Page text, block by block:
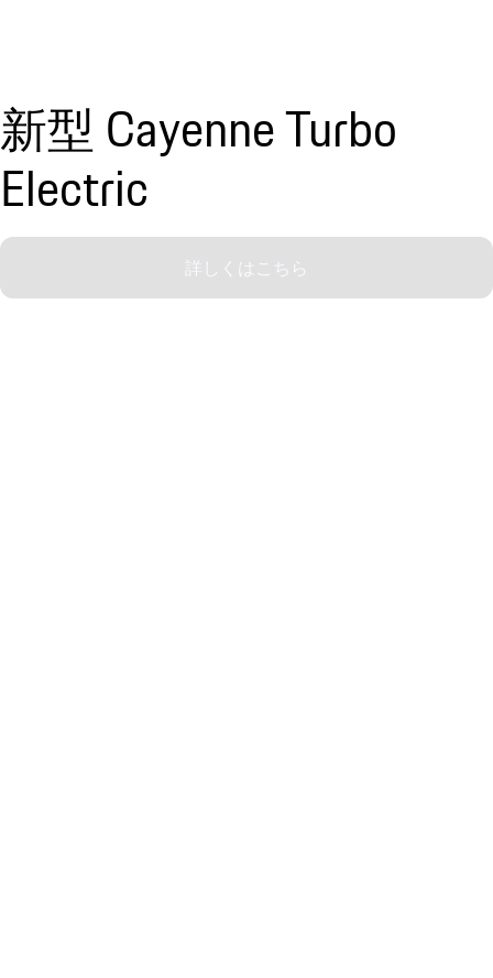
新型 Cayenne Turbo
Electric
詳しくはこちら